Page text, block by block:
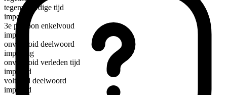
tegenwoordige tijd
impel
3e persoon enkelvoud
impels
onvoltooid deelwoord
impelling
onvoltooid verleden tijd
impelled
voltooid deelwoord
impelled